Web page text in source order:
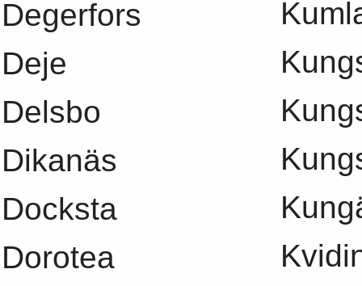
Degerfors
Deje
Delsbo
Dikanäs
Docksta
Dorotea